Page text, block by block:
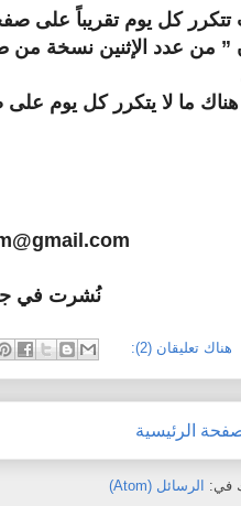
كل يوم تقريباً على
” من عدد الإثنين نسخة من
هناك ما لا يتكرر كل يوم
نُشرت في
هناك تعليقان (2):
الرئيسية
في: الرسائل (Atom)